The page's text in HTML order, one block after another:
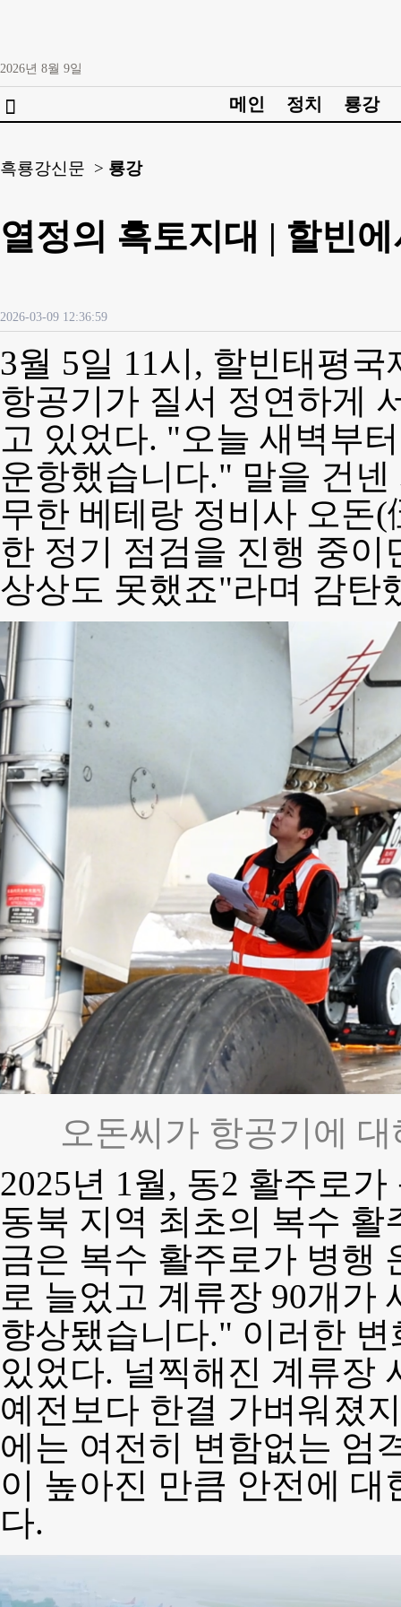
2026년 8월 9일
 메인 정치 룡강
흑룡강신문 > 룡강
열정의 흑토지대 | 할빈
2026-03-09 12:36:59
3월 5일 11시, 할빈태평
항공기가 질서 정연하게
고 있었다. "오늘 새벽부
운항했습니다." 말을 건
무한 베테랑 정비사 오돈
한 정기 점검을 진행 중
상상도 못했죠"라며 감탄
오돈씨가 항공기에
2025년 1월, 동2 활주로
동북 지역 최초의 복수
금은 복수 활주로가 병행
로 늘었고 계류장 90개가
향상됐습니다." 이러한
있었다. 널찍해진 계류장
예전보다 한결 가벼워졌
에는 여전히 변함없는 엄
이 높아진 만큼 안전에
다.